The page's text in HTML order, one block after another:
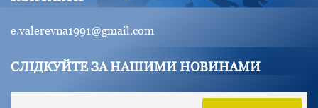
e.valerevna1991@gmail.com
СЛІДКУЙТЕ ЗА НАШИМИ НОВИНАМИ